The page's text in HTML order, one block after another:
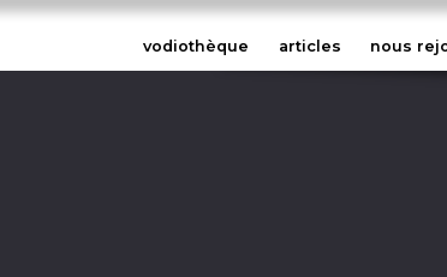
vodiothèque articles nous